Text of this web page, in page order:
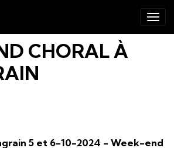
CHORAL À
5 et 6-10-2024 - Week-end